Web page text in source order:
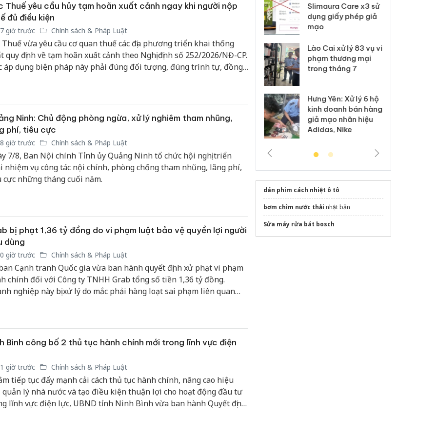
Thuế yêu cầu hủy tạm hoãn xuất cảnh ngay khi người nộp
đủ điều kiện
giờ trước Chính sách & Pháp Luật
Thuế vừa yêu cầu cơ quan thuế các địa phương triển khai thống
quy định về tạm hoãn xuất cảnh theo Nghị định số 252/2026/NĐ-CP.
áp dụng biện pháp này phải đúng đối tượng, đúng trình tự, đồng
pháp của người nộp thuế.
Ninh: Chủ động phòng ngừa, xử lý nghiêm tham nhũng,
phí, tiêu cực
giờ trước Chính sách & Pháp Luật
7/8, Ban Nội chính Tỉnh ủy Quảng Ninh tổ chức hội nghị triển
nhiệm vụ công tác nội chính, phòng chống tham nhũng, lãng phí,
cực những tháng cuối năm.
bị phạt 1,36 tỷ đồng do vi phạm luật bảo vệ quyền lợi người
dùng
giờ trước Chính sách & Pháp Luật
Cạnh tranh Quốc gia vừa ban hành quyết định xử phạt vi phạm
chính đối với Công ty TNHH Grab tổng số tiền 1,36 tỷ đồng.
nghiệp này bị xử lý do mắc phải hàng loạt sai phạm liên quan
Bình công bố 2 thủ tục hành chính mới trong lĩnh vực điện
giờ trước Chính sách & Pháp Luật
tiếp tục đẩy mạnh cải cách thủ tục hành chính, nâng cao hiệu
quản lý nhà nước và tạo điều kiện thuận lợi cho hoạt động đầu tư
lĩnh vực điện lực, UBND tỉnh Ninh Bình vừa ban hành Quyết định
sản phẩm nhập lậu,
Công an Thanh Hóa
tìm bị hại trong vụ
án sản xuất, buôn
bán bình sữa
Slimaura Care x3 sử
dụng giấy phép giả
mạo
Lào Cai xử lý 83 vụ vi
phạm thương mại
trong tháng 7
Hưng Yên: Xử lý 6 hộ
kinh doanh bán hàng
giả mạo nhãn hiệu
Adidas, Nike
dán phim cách nhiệt ô tô
bơm chìm nước thải nhật bản
Sửa máy rửa bát bosch